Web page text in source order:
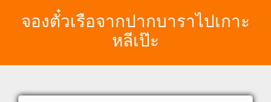
จองตั๋วเรือจากปากบาราไปเกาะ
หลีเป๊ะ